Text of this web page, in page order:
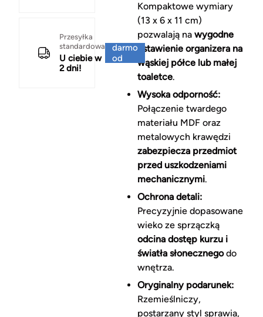
Przesyłka
standardowa
U ciebie w
2 dni!
darmo
od
Kompaktowe wymiary
(13 x 6 x 11 cm)
pozwalają na wygodne
ustawienie organizera na
wąskiej półce lub małej
toaletce.
Wysoka odporność:
Połączenie twardego
materiału MDF oraz
metalowych krawędzi
zabezpiecza przedmiot
przed uszkodzeniami
mechanicznymi.
Ochrona detali:
Precyzyjnie dopasowane
wieko ze sprzączką
odcina dostęp kurzu i
światła słonecznegodo
wnętrza.
Oryginalny podarunek:
Rzemieślniczy,
postarzany styl sprawia,